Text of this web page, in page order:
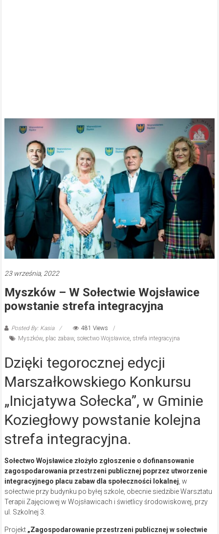
23 września, 2022
Myszków – W Sołectwie Wojsławice
powstanie strefa integracyjna
Posted By: Kasia
481 Views
Myszków, plac zabaw, sołectwo Wojsławice, strefa integracyjna
Dzięki tegorocznej edycji
Marszałkowskiego Konkursu
„Inicjatywa Sołecka”, w Gminie
Koziegłowy powstanie kolejna
strefa integracyjna.
Sołectwo Wojsławice złożyło zgłoszenie o dofinansowanie
zagospodarowania przestrzeni publicznej poprzez utworzenie
integracyjnego placu zabaw dla społeczności lokalnej , w
sołectwie przy budynku po byłej szkole, obecnie siedzibie Warsztatu
Terapii Zajęciowej w Wojsławicach i świetlicy środowiskowej, przy
ul. Szkolnej 3.
Projekt „Zagospodarowanie przestrzeni publicznej w sołectwie